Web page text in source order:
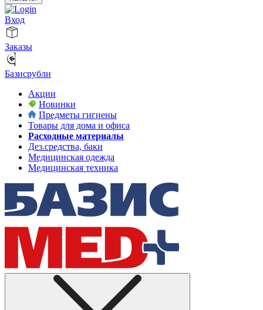
Вход
Заказы
Базисрубли
Акции
Новинки
Предметы гигиены
Товары для дома и офиса
Расходные материалы
Дез.средства, баки
Медицинская одежда
Медицинская техника